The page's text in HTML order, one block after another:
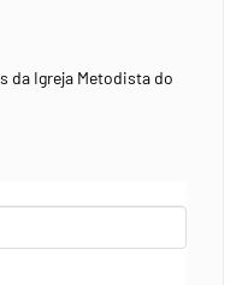
da Igreja Metodista do